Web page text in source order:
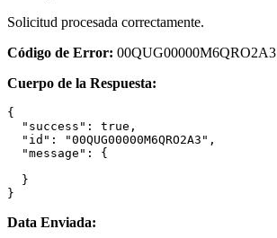
Solicitud procesada correctamente.
Código de Error: 00QUG00000M6QRO2A3
Cuerpo de la Respuesta:
{
  "success": true,
  "id": "00QUG00000M6QRO2A3",
  "message": {
  }
}
Data Enviada: